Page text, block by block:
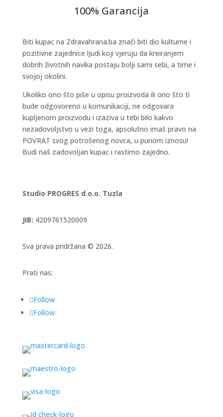
100% Garancija
Biti kupac na Zdravahrana.ba znači biti dio kulturne i
pozitivne zajednice ljudi koji vjeruju da kreiranjem
dobrih životnih navika postaju bolji sami sebi, a time i
svojoj okolini.
Ukoliko ono što piše u opisu proizvoda ili ono što ti
bude odgovoreno u komunikaciji, ne odgovara
kupljenom proizvodu i izaziva u tebi bilo kakvo
nezadovoljstvo u vezi toga, apsolutno imaš pravo na
POVRAT svog potrošenog novca, u punom iznosu!
Budi naš zadovoljan kupac i rastimo zajedno.
Studio PROGRES d.o.o. Tuzla
JIB: 4209761520009
Sva prava pridržana © 2026.
Prati nas:
Follow
Follow